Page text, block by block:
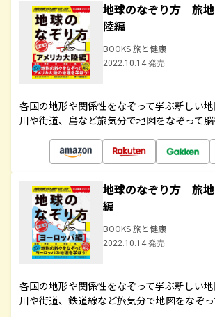
地球のなぞり方 旅
陸編
BOOKS 旅と健康
2022.10.14 発売
各国の地形や関係性をなぞって学ぶ新しい地
川や街道、島など旅気分で地図をなぞって脳
地球のなぞり方 旅
編
BOOKS 旅と健康
2022.10.14 発売
各国の地形や関係性をなぞって学ぶ新しい地
川や街道、鉄道線など旅気分で地図をなぞっ